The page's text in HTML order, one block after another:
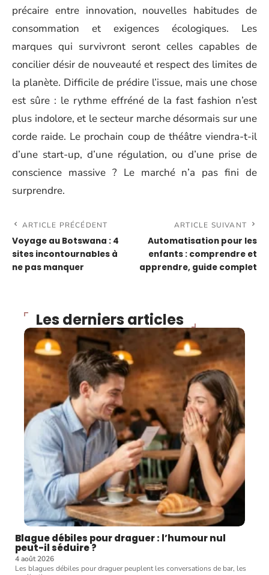
précaire entre innovation, nouvelles habitudes de
consommation et exigences écologiques. Les
marques qui survivront seront celles capables de
concilier désir de nouveauté et respect des limites de
la planète. Difficile de prédire l’issue, mais une chose
est sûre : le rythme effréné de la fast fashion n’est
plus indolore, et le secteur marche désormais sur une
corde raide. Le prochain coup de théâtre viendra-t-il
d’une start-up, d’une régulation, ou d’une prise de
conscience massive ? Le marché n’a pas fini de
surprendre.
ARTICLE PRÉCÉDENT
Voyage au Botswana : 4
sites incontournables à
ne pas manquer
ARTICLE SUIVANT
Automatisation pour les
enfants : comprendre et
apprendre, guide complet
Les derniers articles
Blague débiles pour draguer : l’humour nul
peut-il séduire ?
4 août 2026
Les blagues débiles pour draguer peuplent les conversations de bar, les